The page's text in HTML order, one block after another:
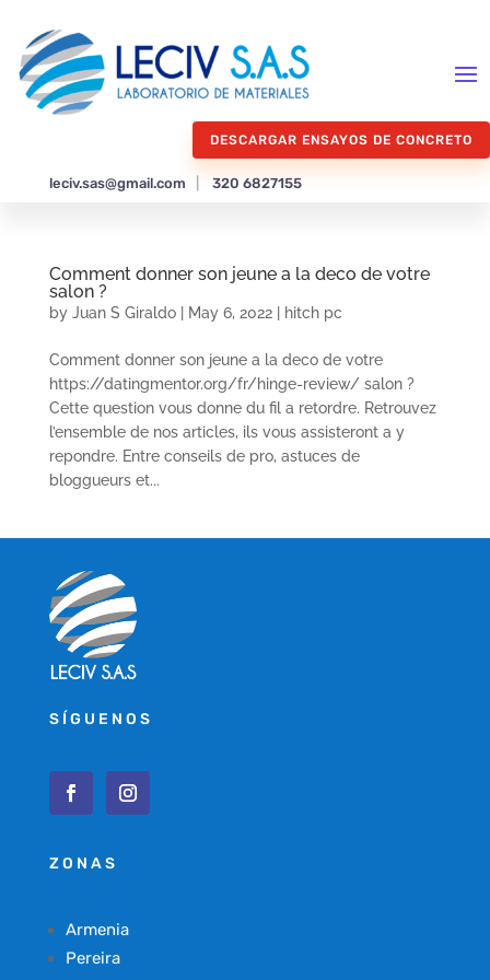
DESCARGAR ENSAYOS DE CONCRETO
leciv.sas@gmail.com 320 6827155
Comment donner son jeune a la deco de votre
salon ?
by Juan S Giraldo| May 6, 2022| hitch pc
Comment donner son jeune a la deco de votre
https://datingmentor.org/fr/hinge-review/ salon ?
Cette question vous donne du fil a retordre. Retrouvez
l’ensemble de nos articles, ils vous assisteront a y
repondre. Entre conseils de pro, astuces de
bloggueurs et...
SÍGUENOS
ZONAS
Armenia
Pereira